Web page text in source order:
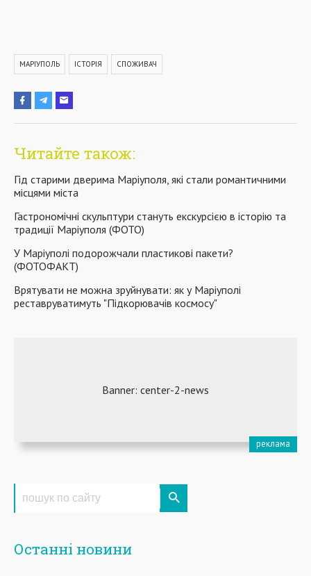
МАРІУПОЛЬ ІСТОРІЯ СПОЖИВАЧ
Читайте також:
Гід старими дверима Маріуполя, які стали романтичними
місцями міста
Гастрономічні скульптури стануть екскурсією в історію та
традиції Маріуполя (ФОТО)
У Маріуполі подорожчали пластикові пакети?
(ФОТОФАКТ)
Врятувати не можна зруйнувати: як у Маріуполі
реставруватимуть "Підкорювачів космосу"
Останні новини